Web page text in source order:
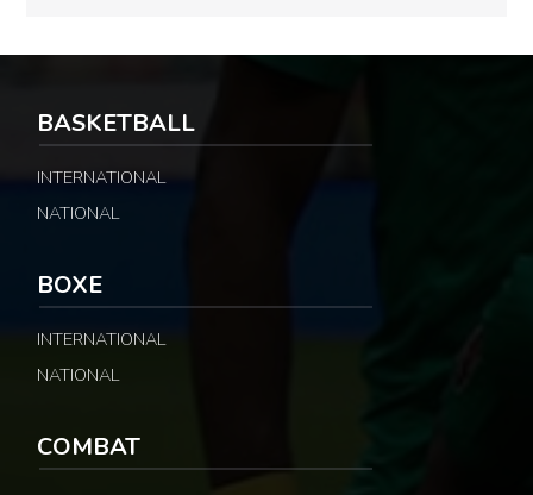
BASKETBALL
INTERNATIONAL
NATIONAL
BOXE
INTERNATIONAL
NATIONAL
COMBAT